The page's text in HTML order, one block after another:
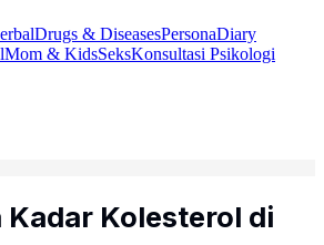
Drugs & DiseasesPersonaDiary
Mom & KidsSeksKonsultasi Psikologi
Kadar Kolesterol di